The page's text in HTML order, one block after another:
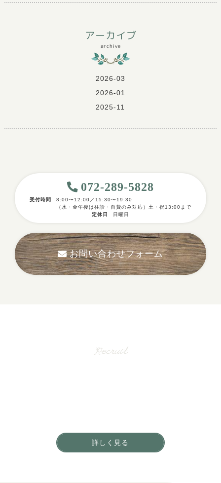
アーカイブ
archive
2026-03
2026-01
2025-11
072-289-5828
受付時間
8:00〜12:00／15:30〜19:30
（水・金午後は往診・自費のみ対応）土・祝13:00まで
定休日
日曜日
お問い合わせフォーム
Recruit
詳しく見る